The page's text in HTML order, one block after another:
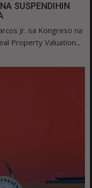
SUSPENDIHIN
Jr. sa Kongreso na
Property Valuation...